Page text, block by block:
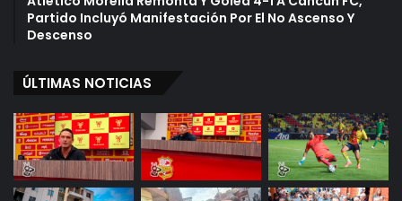
Partido Incluyó Manifestación Por El No Ascenso Y
Descenso
ÚLTIMAS NOTICIAS